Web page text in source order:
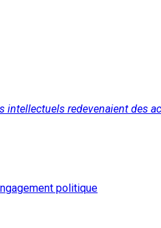
intellectuels redevenaient des
politique